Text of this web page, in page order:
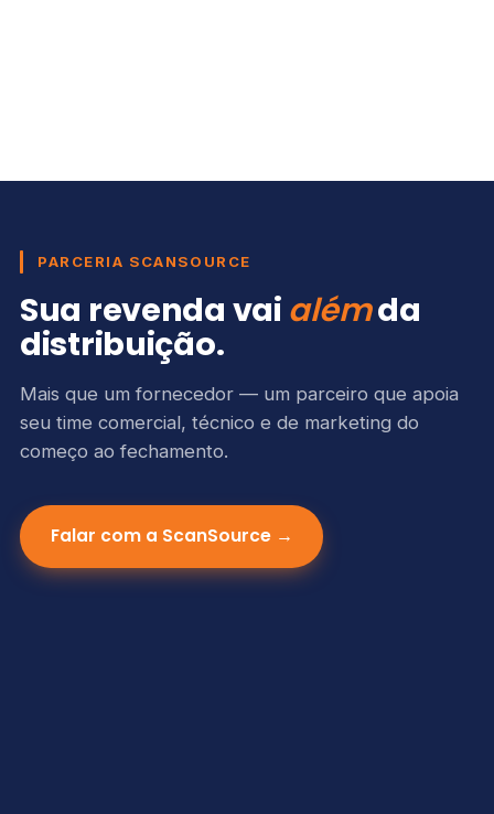
PARCERIA SCANSOURCE
Sua revenda vai alémda
distribuição.
Mais que um fornecedor — um parceiro que apoia
seu time comercial, técnico e de marketing do
começo ao fechamento.
Falar com a ScanSource →